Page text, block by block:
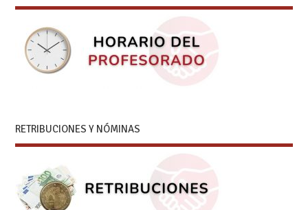
RETRIBUCIONES Y NÓMINAS